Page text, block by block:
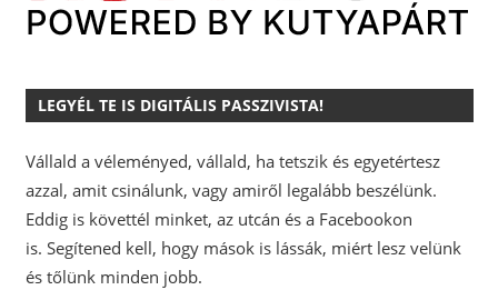
LEGYÉL TE IS DIGITÁLIS PASSZIVISTA!
Vállald a véleményed, vállald, ha tetszik és egyetértesz
azzal, amit csinálunk, vagy amiről legalább beszélünk.
Eddig is követtél minket, az utcán és a Facebookon
is. Segítened kell, hogy mások is lássák, miért lesz velünk
és tőlünk minden jobb.